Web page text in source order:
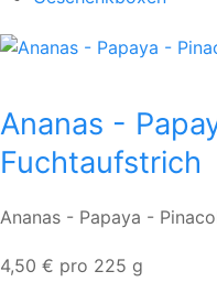
Ananas -
Fuchtaufstrich
Ananas - Papaya -
4,50 € pro 225 g